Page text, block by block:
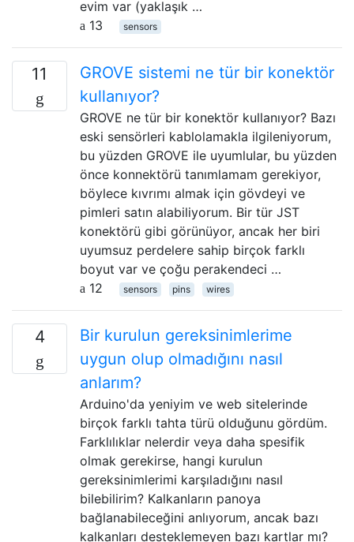
evim var (yaklaşık …
13
sensors
11
GROVE sistemi ne tür bir konektör
kullanıyor?
GROVE ne tür bir konektör kullanıyor? Bazı
eski sensörleri kablolamakla ilgileniyorum,
bu yüzden GROVE ile uyumlular, bu yüzden
önce konnektörü tanımlamam gerekiyor,
böylece kıvrımı almak için gövdeyi ve
pimleri satın alabiliyorum. Bir tür JST
konektörü gibi görünüyor, ancak her biri
uyumsuz perdelere sahip birçok farklı
boyut var ve çoğu perakendeci …
12
sensors pins wires
4
Bir kurulun gereksinimlerime
uygun olup olmadığını nasıl
anlarım?
Arduino'da yeniyim ve web sitelerinde
birçok farklı tahta türü olduğunu gördüm.
Farklılıklar nelerdir veya daha spesifik
olmak gerekirse, hangi kurulun
gereksinimlerimi karşıladığını nasıl
bilebilirim? Kalkanların panoya
bağlanabileceğini anlıyorum, ancak bazı
kalkanları desteklemeyen bazı kartlar mı?